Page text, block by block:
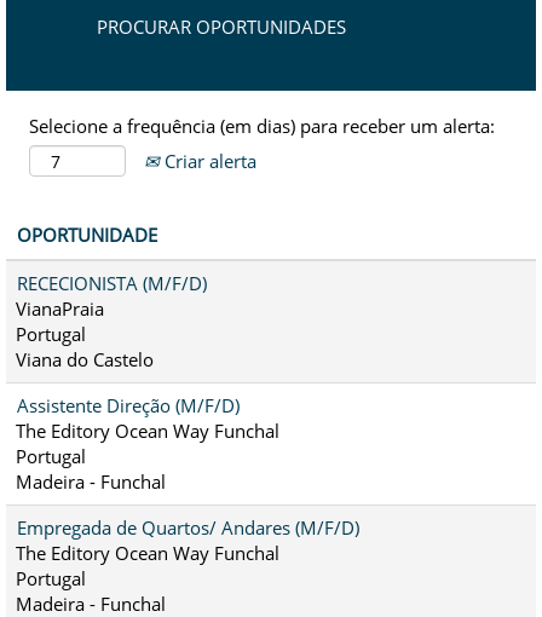
Selecione a frequência (em dias) para receber um alerta:
Criar alerta
OPORTUNIDADE
RECECIONISTA (M/F/D)
VianaPraia
Portugal
Viana do Castelo
Assistente Direção (M/F/D)
The Editory Ocean Way Funchal
Portugal
Madeira - Funchal
Empregada de Quartos/ Andares (M/F/D)
The Editory Ocean Way Funchal
Portugal
Madeira - Funchal